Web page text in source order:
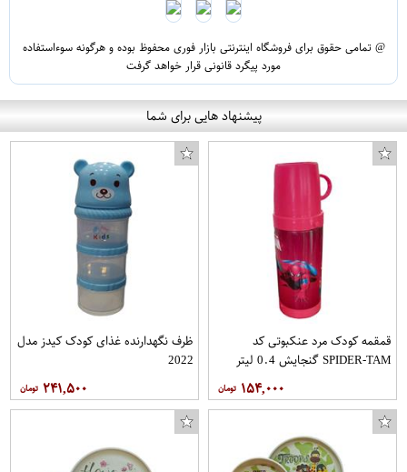
@ تمامی حقوق برای فروشگاه اینترنتی بازار فوری محفوظ بوده و هرگونه سوءاستفاده
مورد پیگرد قانونی قرار خواهد گرفت
پیشنهاد هایی برای شما
قمقمه کودک مرد عنکبوتی کد
SPIDER-TAM گنجایش 0.4 لیتر
۱۵۴,۰۰۰
ظرف نگهدارنده غذای کودک کیدز مدل
2022
۲۴۱,۵۰۰